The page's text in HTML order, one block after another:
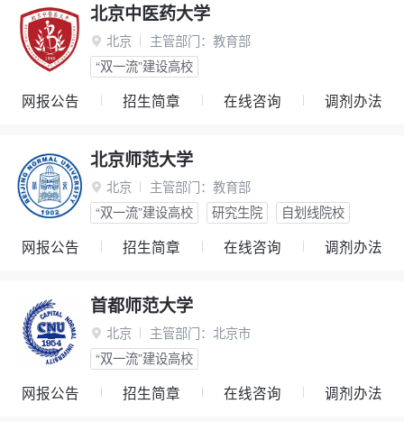
北京中医药大学
 北京 主管部门： 教育部
“双一流”建设高校
网报公告 招生简章 在线咨询 调剂办法
北京师范大学
 北京 主管部门： 教育部
“双一流”建设高校
研究生院 自划线院校
网报公告 招生简章 在线咨询 调剂办法
首都师范大学
 北京 主管部门： 北京市
“双一流”建设高校
网报公告 招生简章 在线咨询 调剂办法